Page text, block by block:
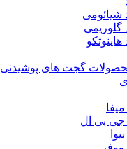
گجت های پوشیدنی
جی بی ال